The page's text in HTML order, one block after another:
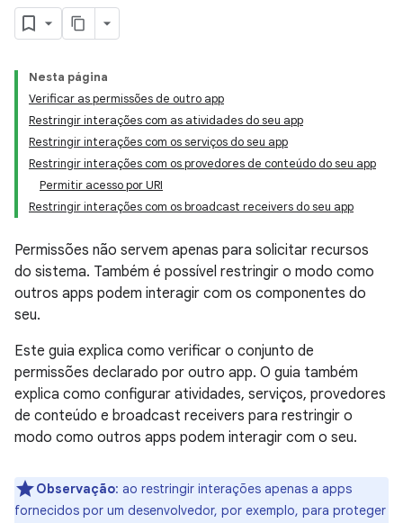
Nesta página
Verificar as permissões de outro app
Restringir interações com as atividades do seu app
Restringir interações com os serviços do seu app
Restringir interações com os provedores de conteúdo do seu app
Permitir acesso por URI
Restringir interações com os broadcast receivers do seu app
Permissões não servem apenas para solicitar recursos
do sistema. Também é possível restringir o modo como
outros apps podem interagir com os componentes do
seu.
Este guia explica como verificar o conjunto de
permissões declarado por outro app. O guia também
explica como configurar atividades, serviços, provedores
de conteúdo e broadcast receivers para restringir o
modo como outros apps podem interagir com o seu.
Observação: ao restringir interações apenas a apps
fornecidos por um desenvolvedor, por exemplo, para proteger